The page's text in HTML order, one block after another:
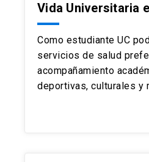
Vida Universitaria
Como estudiante UC
servicios de salud
acompañamiento
deportivas, culturales y